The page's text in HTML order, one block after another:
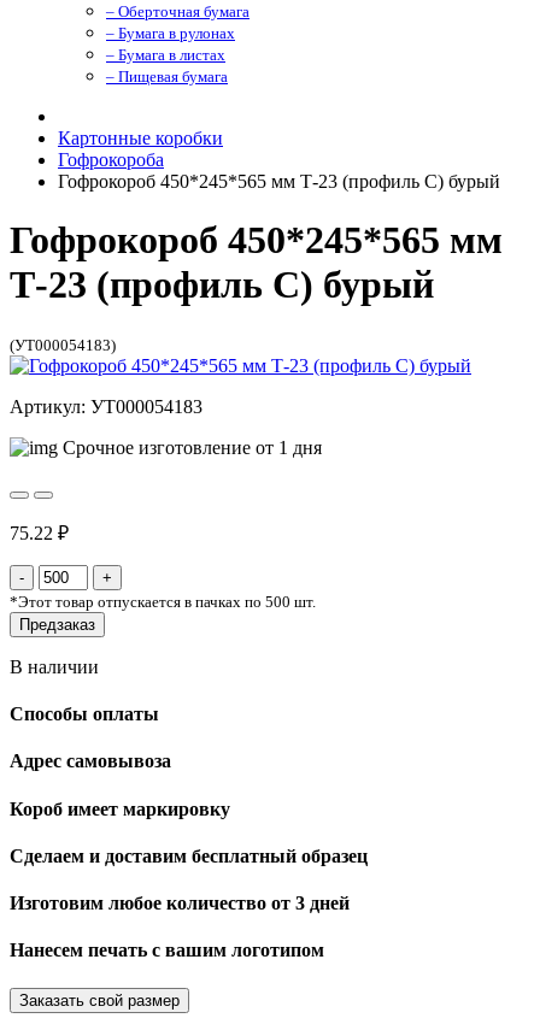
– Оберточная бумага
– Бумага в рулонах
– Бумага в листах
– Пищевая бумага
Картонные коробки
Гофрокороба
Гофрокороб 450*245*565 мм Т-23 (профиль C) бурый
Гофрокороб 450*245*565 мм
Т-23 (профиль C) бурый
(УТ000054183)
Артикул: УТ000054183
Срочное изготовление от 1 дня
75.22 ₽
*Этот товар отпускается в пачках по 500 шт.
Предзаказ
В наличии
Способы оплаты
Адрес самовывоза
Короб имеет маркировку
Сделаем и доставим бесплатный образец
Изготовим любое количество от 3 дней
Нанесем печать с вашим логотипом
Заказать свой размер